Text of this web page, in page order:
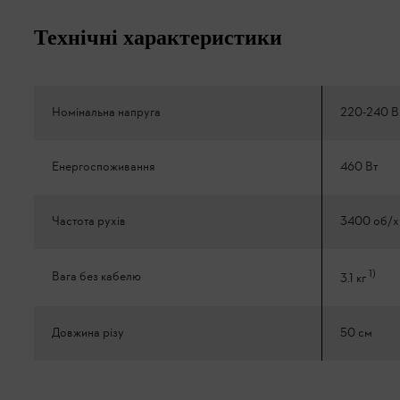
Технічні характеристики
Номінальна напруга 220-240 В
Енергоспоживання 460 Вт
Частота рухів 3400 об/
Вага без кабелю 3.1 кг1)
Довжина різу 50 см